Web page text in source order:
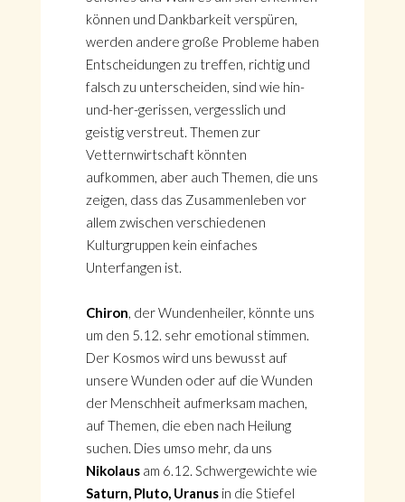
können und Dankbarkeit verspüren,
werden andere große Probleme haben
Entscheidungen zu treffen, richtig und
falsch zu unterscheiden, sind wie hin-
und-her-gerissen, vergesslich und
geistig verstreut. Themen zur
Vetternwirtschaft könnten
aufkommen, aber auch Themen, die uns
zeigen, dass das Zusammenleben vor
allem zwischen verschiedenen
Kulturgruppen kein einfaches
Unterfangen ist.
Chiron, der Wundenheiler, könnte uns
um den 5.12. sehr emotional stimmen.
Der Kosmos wird uns bewusst auf
unsere Wunden oder auf die Wunden
der Menschheit aufmerksam machen,
auf Themen, die eben nach Heilung
suchen. Dies umso mehr, da uns
Nikolausam 6.12. Schwergewichte wie
Saturn, Pluto, Uranusin die Stiefel